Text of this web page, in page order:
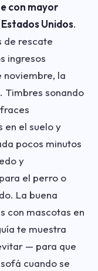
con mayor
Unidos.
de rescate
ingresos
noviembre, la
Timbres sonando
en el suelo y
pocos minutos
y
el perro o
La buena
con mascotas en
te muestra
— para que
cuando se